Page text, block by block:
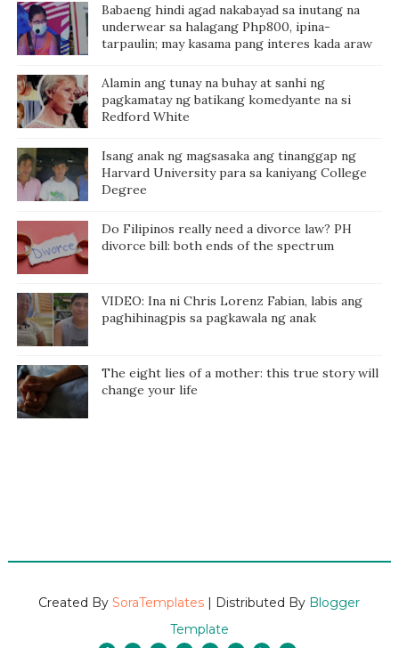
Babaeng hindi agad nakabayad sa inutang na
underwear sa halagang Php800, ipina-
tarpaulin; may kasama pang interes kada araw
Alamin ang tunay na buhay at sanhi ng
pagkamatay ng batikang komedyante na si
Redford White
Isang anak ng magsasaka ang tinanggap ng
Harvard University para sa kaniyang College
Degree
Do Filipinos really need a divorce law? PH
divorce bill: both ends of the spectrum
VIDEO: Ina ni Chris Lorenz Fabian, labis ang
paghihinagpis sa pagkawala ng anak
The eight lies of a mother: this true story will
change your life
Created BySoraTemplates | Distributed By Blogger
Template